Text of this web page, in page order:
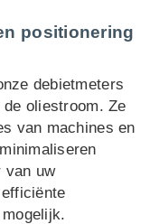
positionering
debietmeters
oliestroom. Ze
van machines en
van uw